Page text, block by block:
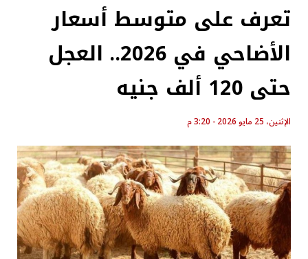
تعرف على متوسط أسعار
الأضاحي في 2026.. العجل
حتى 120 ألف جنيه
الإثنين، 25 مايو 2026 - 3:20 م